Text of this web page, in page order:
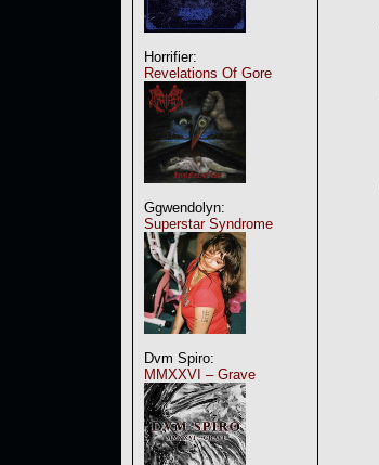
Horrifier:
Revelations Of Gore
Ggwendolyn:
Superstar Syndrome
Dvm Spiro:
MMXXVI – Grave